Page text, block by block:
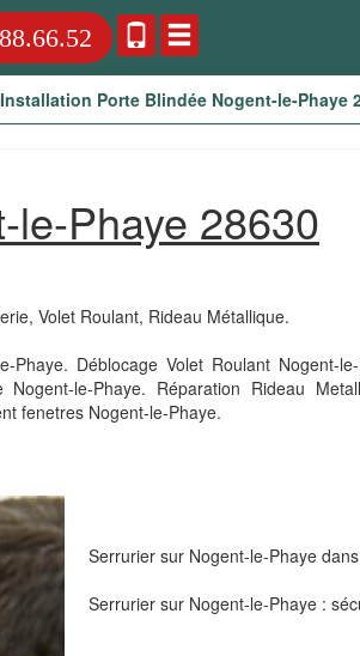
Installation Porte Blindée Nogent-le-Phaye
le-Phaye 28630
Volet Roulant, Rideau Métallique.
Déblocage Volet Roulant Nogent-
le-Phaye. Réparation Rideau
fenetres Nogent-le-Phaye.
Serrurier sur Nogent-le-Phaye
Serrurier sur Nogent-le-Phaye :